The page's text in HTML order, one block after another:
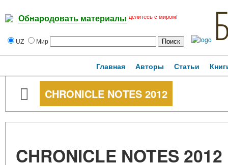
Обнародовать материалы делитесь с миром!
UZ Мир
Главная Авторы Статьи
CHRONICLE NOTES 2012
CHRONICLE NOTES 2012